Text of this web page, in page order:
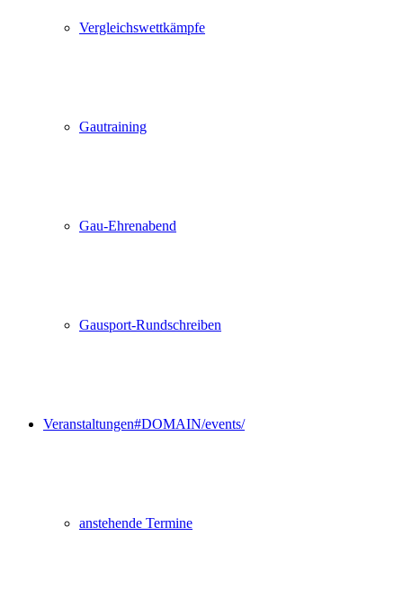
Vergleichswettkämpfe
Gautraining
Gau-Ehrenabend
Gausport-Rundschreiben
Veranstaltungen#DOMAIN/events/
anstehende Termine